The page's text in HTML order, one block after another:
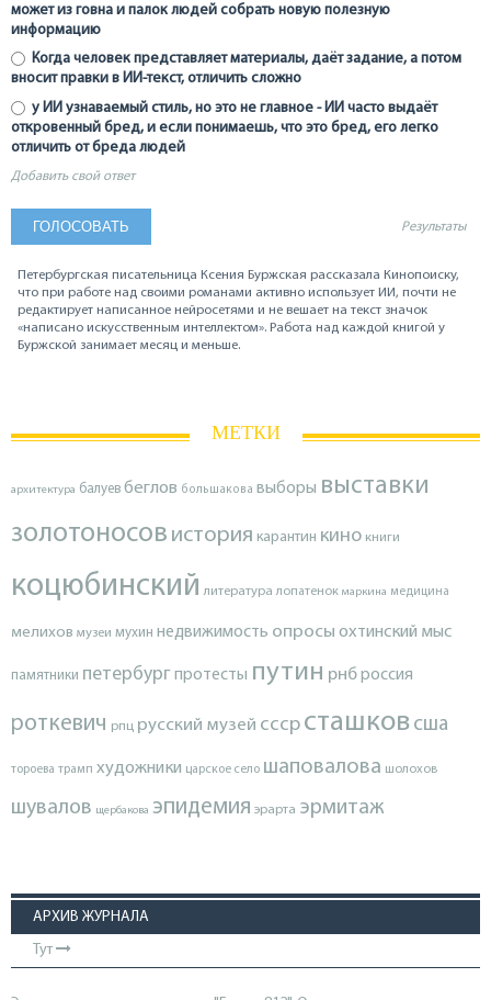
может из говна и палок людей собрать новую полезную
информацию
Когда человек представляет материалы, даёт задание, а потом
вносит правки в ИИ-текст, отличить сложно
у ИИ узнаваемый стиль, но это не главное - ИИ часто выдаёт
откровенный бред, и если понимаешь, что это бред, его легко
отличить от бреда людей
Добавить свой ответ
Результаты
Петербургская писательница Ксения Буржская рассказала Кинопоиску,
что при работе над своими романами активно использует ИИ, почти не
редактирует написанное нейросетями и не вешает на текст значок
«написано искусственным интеллектом». Работа над каждой книгой у
Буржской занимает месяц и меньше.
МЕТКИ
архитектура балуев беглов большакова выборы выставки
золотоносов история карантин кино книги
коцюбинский литература лопатенок маркина медицина
мелихов музеи мухин недвижимость опросы охтинский мыс
памятники петербургпротесты путин рнброссия
роткевич рпц русский музей ссср сташков сша
тороева трамп художники царское село шаповалова шолохов
шувалов щербакова эпидемия эрарта эрмитаж
АРХИВ ЖУРНАЛА
Тут